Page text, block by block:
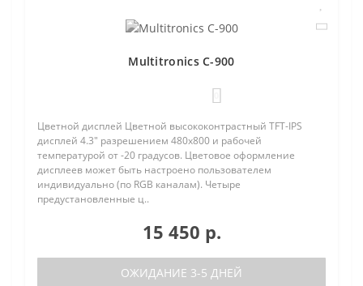
Multitronics C-900
Цветной дисплей Цветной высококонтрастный TFT-IPS
дисплей 4.3" разрешением 480х800 и рабочей
температурой от -20 градусов. Цветовое оформление
дисплеев может быть настроено пользователем
индивидуально (по RGB каналам). Четыре
предустановленные ц..
15 450 р.
ОЖИДАНИЕ 3-5 ДНЕЙ